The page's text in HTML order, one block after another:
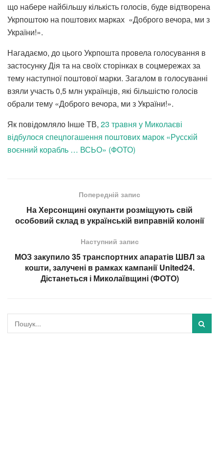
що набере найбільшу кількість голосів, буде відтворена
Укрпоштою на поштових марках «Доброго вечора, ми з
України!».
Нагадаємо, до цього Укрпошта провела голосування в
застосунку Дія та на своїх сторінках в соцмережах за
тему наступної поштової марки. Загалом в голосуванні
взяли участь 0,5 млн українців, які більшістю голосів
обрали тему «Доброго вечора, ми з України!».
Як повідомляло Інше ТВ, 23 травня у Миколаєві
відбулося спецпогашення поштових марок «Русскій
воєнний корабль … ВСЬО» (ФОТО)
Попередній запис
На Херсонщині окупанти розміщують свій
особовий склад в українській виправній колонії
Наступний запис
МОЗ закупило 35 транспортних апаратів ШВЛ за
кошти, залучені в рамках кампанії United24.
Дістанеться і Миколаївщині (ФОТО)